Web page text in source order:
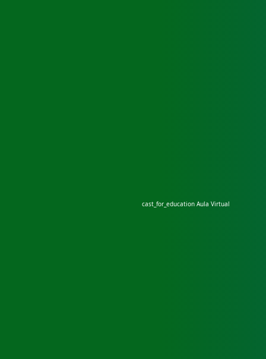
cast_for_educationAula Virtual